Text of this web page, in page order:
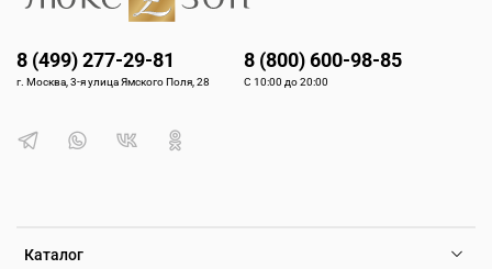
Каталог
8 (499) 277-29-81
г. Москва, 3-я улица Ямского Поля, 28
8 (800) 600-98-85
С 10:00 до 20:00